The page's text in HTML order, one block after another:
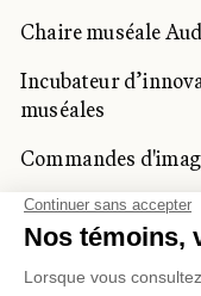
Chaire muséale
Incubateur
muséales
Commandes
Prix Lynne-Cohen